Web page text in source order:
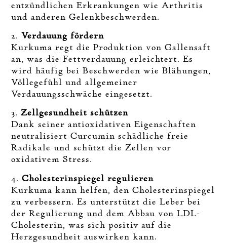
entzündlichen Erkrankungen wie Arthritis
und anderen Gelenkbeschwerden.
2. Verdauung fördern
Kurkuma regt die Produktion von Gallensaft
an, was die Fettverdauung erleichtert. Es
wird häufig bei Beschwerden wie Blähungen,
Völlegefühl und allgemeiner
Verdauungsschwäche eingesetzt.
3. Zellgesundheit schützen
Dank seiner antioxidativen Eigenschaften
neutralisiert Curcumin schädliche freie
Radikale und schützt die Zellen vor
oxidativem Stress.
4. Cholesterinspiegel regulieren
Kurkuma kann helfen, den Cholesterinspiegel
zu verbessern. Es unterstützt die Leber bei
der Regulierung und dem Abbau von LDL-
Cholesterin, was sich positiv auf die
Herzgesundheit auswirken kann.